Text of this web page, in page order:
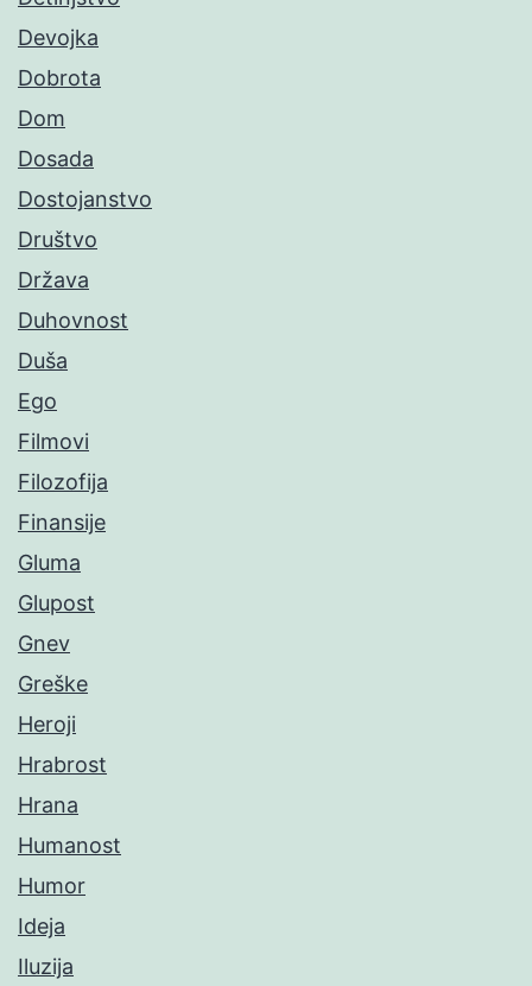
Devojka
Dobrota
Dom
Dosada
Dostojanstvo
Društvo
Država
Duhovnost
Duša
Ego
Filmovi
Filozofija
Finansije
Gluma
Glupost
Gnev
Greške
Heroji
Hrabrost
Hrana
Humanost
Humor
Ideja
Iluzija